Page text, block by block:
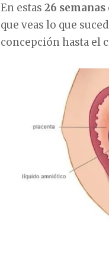
En estas 26 semanas
que veas lo que
concepción hasta el